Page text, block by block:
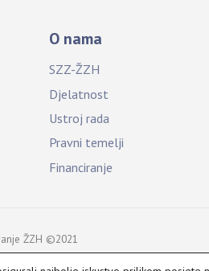
O nama
SZZ-ŽZH
Djelatnost
Ustroj rada
Pravni temelji
Financiranje
ŽZH ©2021